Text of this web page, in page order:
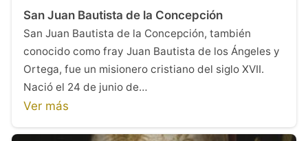
San Juan Bautista de la Concepción
San Juan Bautista de la Concepción, también
conocido como fray Juan Bautista de los Ángeles y
Ortega, fue un misionero cristiano del siglo XVII.
Nació el 24 de junio de…
Ver más